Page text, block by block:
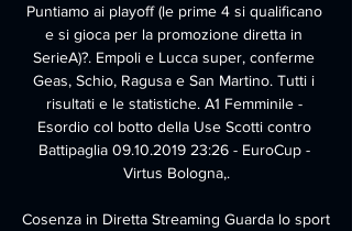
Puntiamo ai playoff (le prime 4 si qualificano
e si gioca per la promozione diretta in
SerieA)?. Empoli e Lucca super, conferme
Geas, Schio, Ragusa e San Martino. Tutti i
risultati e le statistiche. A1 Femminile -
Esordio col botto della Use Scotti contro
Battipaglia 09.10.2019 23:26 - EuroCup -
Virtus Bologna,.
Cosenza in Diretta Streaming Guarda lo sport